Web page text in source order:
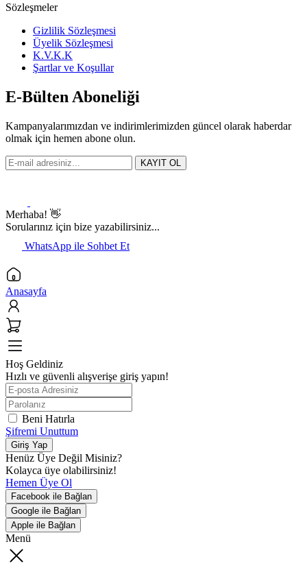
Sözleşmeler
Gizlilik Sözleşmesi
Üyelik Sözleşmesi
K.V.K.K
Şartlar ve Koşullar
E-Bülten Aboneliği
Kampanyalarımızdan ve indirimlerimizden güncel olarak haberdar
olmak için hemen abone olun.
KAYIT OL
Merhaba! 👋
Sorularınız için bize yazabilirsiniz...
WhatsApp ile Sohbet Et
Anasayfa
Hoş Geldiniz
Hızlı ve güvenli alışverişe giriş yapın!
Beni Hatırla
Şifremi Unuttum
Giriş Yap
Henüz Üye Değil Misiniz?
Kolayca üye olabilirsiniz!
Hemen Üye Ol
Facebook ile Bağlan
Google ile Bağlan
Apple ile Bağlan
Menü